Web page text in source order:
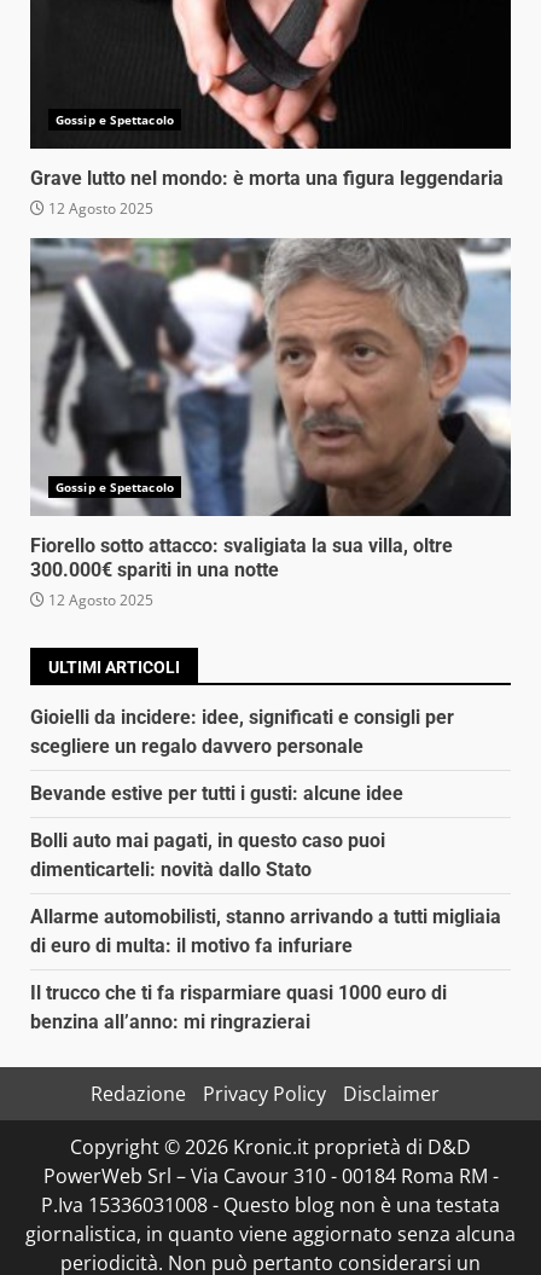
Gossip e Spettacolo
Grave lutto nel mondo: è morta una figura leggendaria
12 Agosto 2025
Gossip e Spettacolo
Fiorello sotto attacco: svaligiata la sua villa, oltre
300.000€ spariti in una notte
12 Agosto 2025
ULTIMI ARTICOLI
Gioielli da incidere: idee, significati e consigli per
scegliere un regalo davvero personale
Bevande estive per tutti i gusti: alcune idee
Bolli auto mai pagati, in questo caso puoi
dimenticarteli: novità dallo Stato
Allarme automobilisti, stanno arrivando a tutti migliaia
di euro di multa: il motivo fa infuriare
Il trucco che ti fa risparmiare quasi 1000 euro di
benzina all’anno: mi ringrazierai
Redazione Privacy Policy
Disclaimer
Copyright © 2026 Kronic.it proprietà di D&D
PowerWeb Srl – Via Cavour 310 - 00184 Roma RM -
P.Iva 15336031008 - Questo blog non è una testata
giornalistica, in quanto viene aggiornato senza alcuna
periodicità. Non può pertanto considerarsi un